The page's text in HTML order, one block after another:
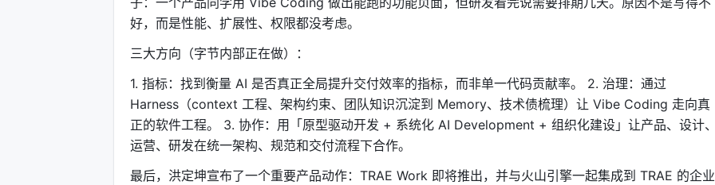
好，而是性能、扩展性、权限都没考虑。
三大方向（字节内部正在做）：
1. 指标：找到衡量 AI 是否真正全局提升交付效率的指标，而非单一代码贡献率。 2. 治理：通过
Harness（context 工程、架构约束、团队知识沉淀到 Memory、技术债梳理）让 Vibe Coding 走向真
正的软件工程。 3. 协作：用「原型驱动开发 + 系统化 AI Development + 组织化建设」让产品、设计
运营、研发在统一架构、规范和交付流程下合作。
最后，洪定坤宣布了一个重要产品动作：TRAE Work 即将推出，并与火山引擎一起集成到 TRAE 的企业